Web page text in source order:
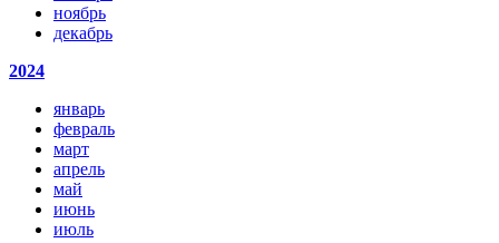
ноябрь
декабрь
2024
январь
февраль
март
апрель
май
июнь
июль